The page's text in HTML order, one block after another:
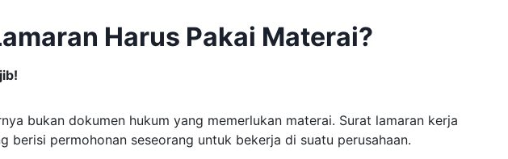
Harus Pakai Materai?
bukan dokumen hukum yang memerlukan materai. Surat lamaran kerja
berisi permohonan seseorang untuk bekerja di suatu perusahaan.